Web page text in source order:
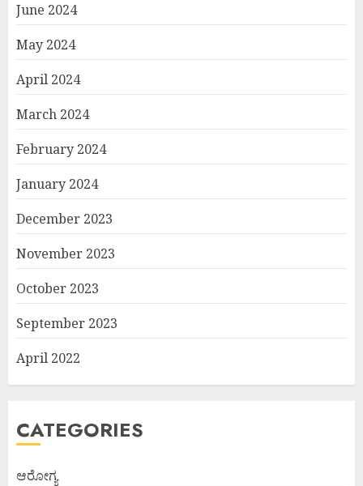
June 2024
May 2024
April 2024
March 2024
February 2024
January 2024
December 2023
November 2023
October 2023
September 2023
April 2022
CATEGORIES
ಆರೋಗ್ಯ